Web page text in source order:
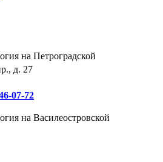
на Петроградской
д. 27
07-72
на Василеостровской